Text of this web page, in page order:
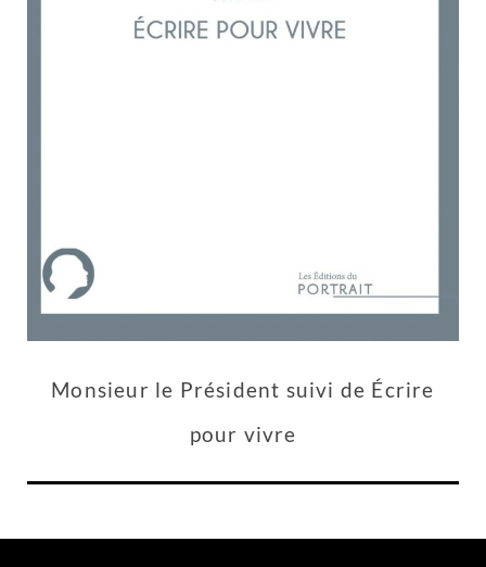
Monsieur le Président suivi de Écrire
pour vivre